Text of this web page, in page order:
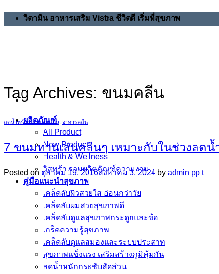
วิตามิน อาหารเสริม Vistra ชีวิตดี เริ่มที่สุขภาพ
ผลิตภัณฑ์
All Product
New Product
Health & Wellness
วิสทร้า รวมผลิตภัณฑ์ความงาม
คู่มือแนะนำสุขภาพ
เคล็ดลับผิวสวยใส อ่อนกว่าวัย
เคล็ดลับผมสวยสุขภาพดี
เคล็ดลับดูแลสุขภาพกระดูกและข้อ
เกร็ดความรู้สุขภาพ
เคล็ดลับดูแลสมองและระบบประสาท
สุขภาพแข็งแรง เสริมสร้างภูมิคุ้มกัน
ลดน้ำหนักกระชับสัดส่วน
Tag Archives: ขนมคลีน
ลดน้ำหนักกระชับสัดส่วน, อาหารคลีน
7 ขนมทานเล่นคลีนๆ เหมาะกับในช่วงลดน้
Posted on ตุลาคม 19, 2016สิงหาคม 3, 2024 by admin pp t